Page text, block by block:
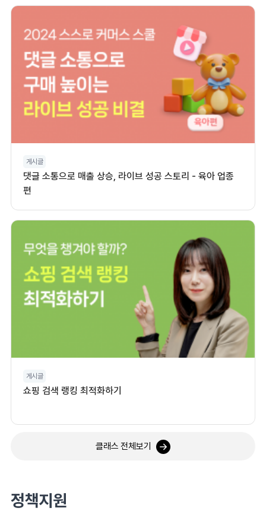
게시글
댓글 소통으로 매출 상승, 라이브 성공 스토리 - 육아 업종
편
게시글
쇼핑 검색 랭킹 최적화하기
클래스 전체보기
정책지원